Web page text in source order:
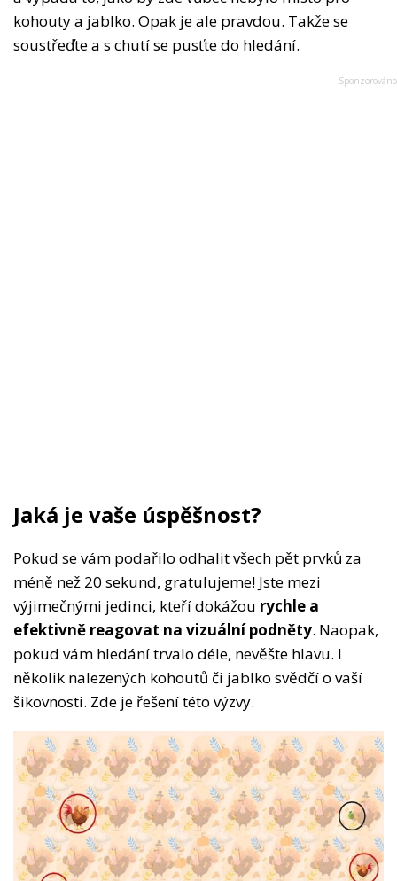
kohouty a jablko. Opak je ale pravdou. Takže se
soustřeďte a s chutí se pusťte do hledání.
Jaká je vaše úspěšnost?
Pokud se vám podařilo odhalit všech pět prvků za
méně než 20 sekund, gratulujeme! Jste mezi
výjimečnými jedinci, kteří dokážou rychle a
efektivně reagovat na vizuální podněty. Naopak,
pokud vám hledání trvalo déle, nevěšte hlavu. I
několik nalezených kohoutů či jablko svědčí o vaší
šikovnosti. Zde je řešení této výzvy.